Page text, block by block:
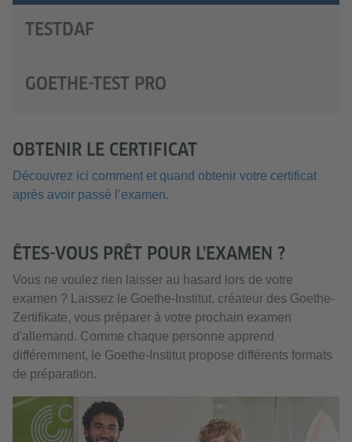
TESTDAF
GOETHE-TEST PRO
OBTENIR LE CERTIFICAT
Découvrez ici comment et quand obtenir votre certificat
après avoir passé l’examen.
ÊTES-VOUS PRÊT POUR L'EXAMEN ?
Vous ne voulez rien laisser au hasard lors de votre
examen ? Laissez le Goethe-Institut, créateur des Goethe-
Zertifikate, vous préparer à votre prochain examen
d'allemand. Comme chaque personne apprend
différemment, le Goethe-Institut propose différents formats
de préparation.